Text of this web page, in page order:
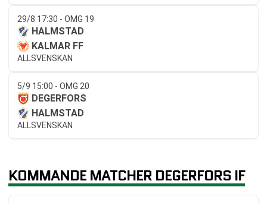
29/8 17:30 - OMG 19
HALMSTAD
KALMAR FF
ALLSVENSKAN
5/9 15:00 - OMG 20
DEGERFORS
HALMSTAD
ALLSVENSKAN
KOMMANDE MATCHER DEGERFORS IF